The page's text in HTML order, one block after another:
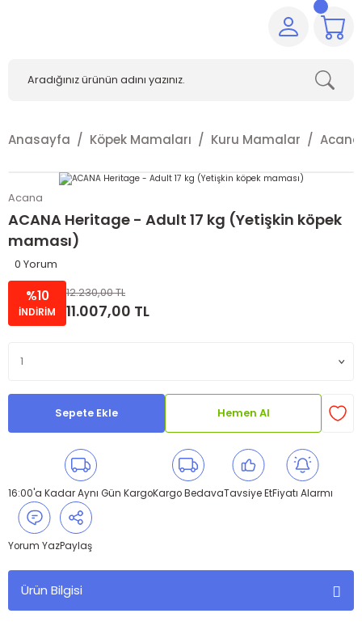
Anasayfa Köpek Mamaları Kuru Mamalar Acana
Acana
ACANA Heritage - Adult 17 kg (Yetişkin köpek
maması)
0 Yorum
%10
İNDİRİM
12.230,00 TL
11.007,00 TL
Sepete Ekle Hemen Al
16:00'a Kadar Aynı Gün KargoKargo BedavaTavsiye EtFiyatı Alarmı
Yorum YazPaylaş
Ürün Bilgisi